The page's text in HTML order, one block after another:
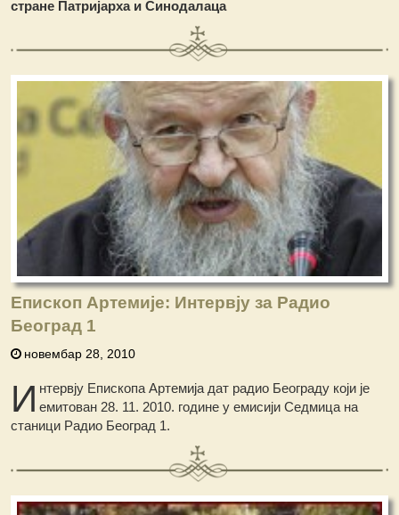
стране Патријарха и Синодалаца
Епископ Артемије: Интервју за Радио
Београд 1
новембар 28, 2010
И нтервју Епископа Артемија дат радио Београду који је
емитован 28. 11. 2010. године у емисији Седмица на
станици Радио Београд 1.